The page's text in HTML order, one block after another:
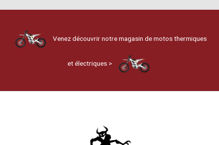
Venez découvrir notre magasin de motos thermiques
et électriques >